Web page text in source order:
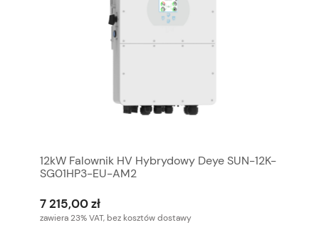
12kW Falownik HV Hybrydowy Deye SUN-12K-
SG01HP3-EU-AM2
7 215,00 zł
zawiera 23% VAT, bez kosztów dostawy